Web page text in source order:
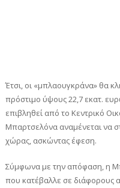
Έτσι, οι «μπλαουγκράνα» θα
πρόστιμο ύψους 22,7 εκατ.
επιβληθεί από το Κεντρικό
Μπαρτσελόνα αναμένεται να
χώρας, ασκώντας έφεση.
Σύμφωνα με την απόφαση, η
που κατέβαλλε σε διάφορους